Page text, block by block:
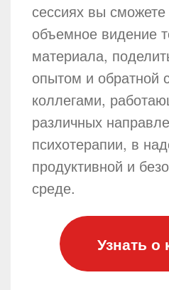
сессиях вы сможете
объемное видение
материала,
опытом и обратной
коллегами,
различных
психотерапии, в
продуктивной и
среде.
Узнать о